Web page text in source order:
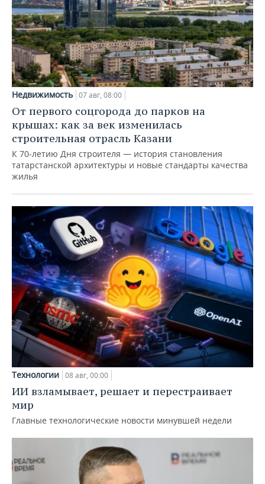
Недвижимость 07 авг, 08:00
От первого соцгорода до парков на
крышах: как за век изменилась
строительная отрасль Казани
К 70-летию Дня строителя — история становления
татарстанской архитектуры и новые стандарты качества
жилья
Технологии 08 авг, 00:00
ИИ взламывает, решает и перестраивает
мир
Главные технологические новости минувшей недели